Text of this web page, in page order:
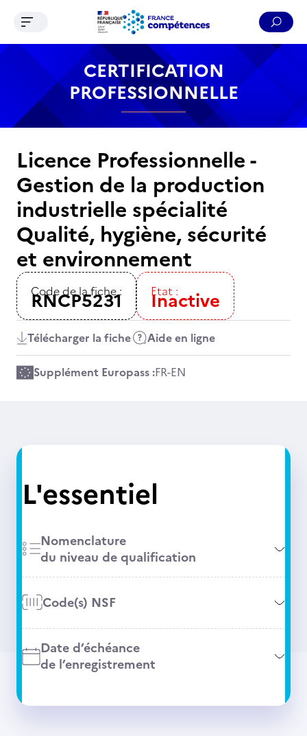
Contenu Recherche Menu Pied de page
Ouvrir le menu de navigation
CERTIFICATION
PROFESSIONNELLE
Licence Professionnelle -
Gestion de la production
industrielle spécialité
Qualité, hygiène, sécurité
et environnement
Code de la fiche :
RNCP5231 Etat :
Inactive
Télécharger la fiche Aide en ligne
Supplément Europass :FR-EN
L'essentiel
Nomenclature
du niveau de qualification
Code(s) NSF
Date d’échéance
de l’enregistrement